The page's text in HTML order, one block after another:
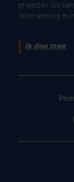
projecten. Ga
onze werking en
Ik doe mee